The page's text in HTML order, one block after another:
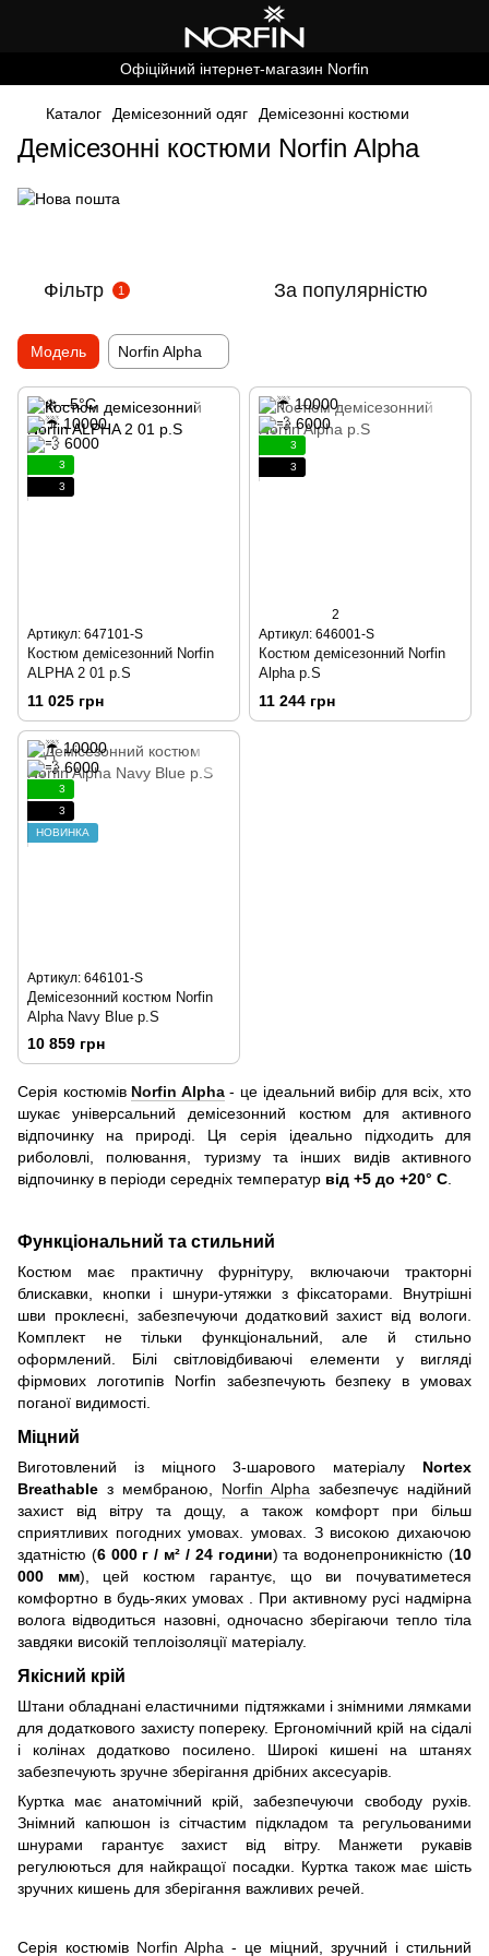
Офіційний інтернет-магазин Norfin
Каталог Демісезонний одяг Демісезонні костюми
Демісезонні костюми Norfin Alpha
Фільтр 1 За популярністю
Модель Norfin Alpha
3
3
Артикул: 647101-S
Костюм демісезонний Norfin
ALPHA 2 01 р.S
11 025 грн
3
3
2
Артикул: 646001-S
Костюм демісезонний Norfin
Alpha р.S
11 244 грн
3
3
НОВИНКА
Артикул: 646101-S
Демісезонний костюм Norfin
Alpha Navy Blue р.S
10 859 грн
Серія костюмів Norfin Alpha- це ідеальний вибір для всіх, хто
шукає універсальний демісезонний костюм для активного
відпочинку на природі. Ця серія ідеально підходить для
риболовлі, полювання, туризму та інших видів активного
відпочинку в періоди середніх температур від +5 до +20° C
Функціональний та стильний
Костюм має практичну фурнітуру, включаючи тракторні
блискавки, кнопки і шнури-утяжки з фіксаторами. Внутрішні
шви проклеєні, забезпечуючи додатковий захист від вологи.
Комплект не тільки функціональний, але й стильно
оформлений. Білі світловідбиваючі елементи у вигляді
фірмових логотипів Norfin забезпечують безпеку в умовах
поганої видимості.
Міцний
Виготовлений із міцного 3-шарового матеріалу Nortex
Breathable з мембраною, Norfin Alpha забезпечує надійний
захист від вітру та дощу, а також комфорт при більш
сприятливих погодних умовах. умовах. З високою дихаючою
здатністю (6 000 г / м² / 24 години) та водонепроникністю (10
000 мм), цей костюм гарантує, що ви почуватиметеся
комфортно в будь-яких умовах . При активному русі надмірна
волога відводиться назовні, одночасно зберігаючи тепло тіла
завдяки високій теплоізоляції матеріалу.
Якісний крій
Штани обладнані еластичними підтяжками і знімними лямками
для додаткового захисту попереку. Ергономічний крій на сідалі
і колінах додатково посилено. Широкі кишені на штанях
забезпечують зручне зберігання дрібних аксесуарів.
Куртка має анатомічний крій, забезпечуючи свободу рухів.
Знімний капюшон із сітчастим підкладом та регульованими
шнурами гарантує захист від вітру. Манжети рукавів
регулюються для найкращої посадки. Куртка також має шість
зручних кишень для зберігання важливих речей.
Серія костюмів Norfin Alpha - це міцний, зручний і стильний